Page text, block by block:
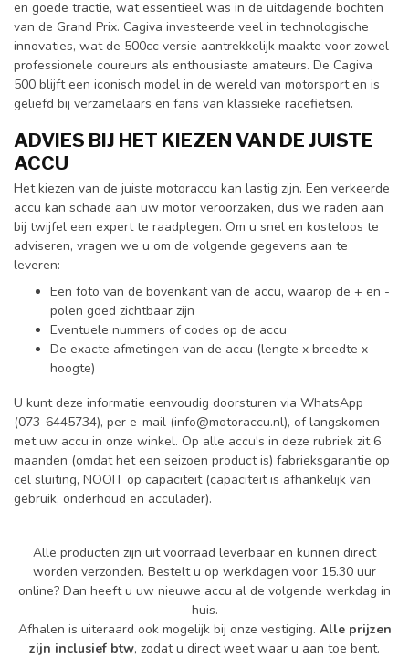
en goede tractie, wat essentieel was in de uitdagende bochten
van de Grand Prix. Cagiva investeerde veel in technologische
innovaties, wat de 500cc versie aantrekkelijk maakte voor zowel
professionele coureurs als enthousiaste amateurs. De Cagiva
500 blijft een iconisch model in de wereld van motorsport en is
geliefd bij verzamelaars en fans van klassieke racefietsen.
ADVIES BIJ HET KIEZEN VAN DE JUISTE
ACCU
Het kiezen van de juiste motoraccu kan lastig zijn. Een verkeerde
accu kan schade aan uw motor veroorzaken, dus we raden aan
bij twijfel een expert te raadplegen. Om u snel en kosteloos te
adviseren, vragen we u om de volgende gegevens aan te
leveren:
Een foto van de bovenkant van de accu, waarop de + en -
polen goed zichtbaar zijn
Eventuele nummers of codes op de accu
De exacte afmetingen van de accu (lengte x breedte x
hoogte)
U kunt deze informatie eenvoudig doorsturen via WhatsApp
(073-6445734), per e-mail (info@motoraccu.nl), of langskomen
met uw accu in onze winkel. Op alle accu's in deze rubriek zit 6
maanden (omdat het een seizoen product is) fabrieksgarantie op
cel sluiting, NOOIT op capaciteit (capaciteit is afhankelijk van
gebruik, onderhoud en acculader).
Alle producten zijn uit voorraad leverbaar en kunnen direct
worden verzonden. Bestelt u op werkdagen voor 15.30 uur
online? Dan heeft u uw nieuwe accu al de volgende werkdag in
huis.
Afhalen is uiteraard ook mogelijk bij onze vestiging. Alle prijzen
zijn inclusief btw, zodat u direct weet waar u aan toe bent.